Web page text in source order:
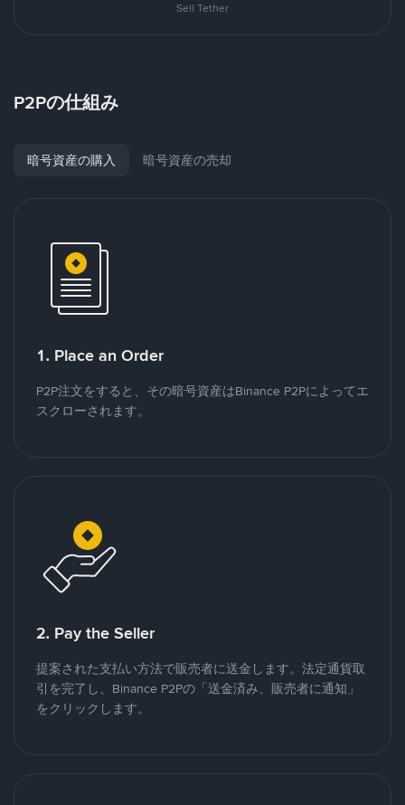
Sell Tether
P2Pの仕組み
暗号資産の購入 暗号資産の売却
1. Place an Order
P2P注文をすると、その暗号資産はBinance P2Pによってエ
スクローされます。
2. Pay the Seller
提案された支払い方法で販売者に送金します。法定通貨取
引を完了し、Binance P2Pの「送金済み、販売者に通知」
をクリックします。